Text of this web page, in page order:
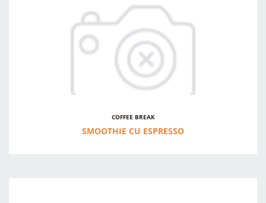
COFFEE BREAK
SMOOTHIE CU ESPRESSO